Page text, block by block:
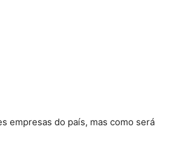
empresas do país, mas como será